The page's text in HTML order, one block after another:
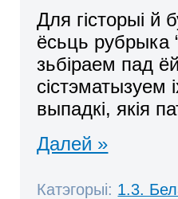
Для гісторыі й
ёсьць рубрыка
зьбіраем пад
выпадкі, якія
Далей »
Катэгорыі: 1.3.